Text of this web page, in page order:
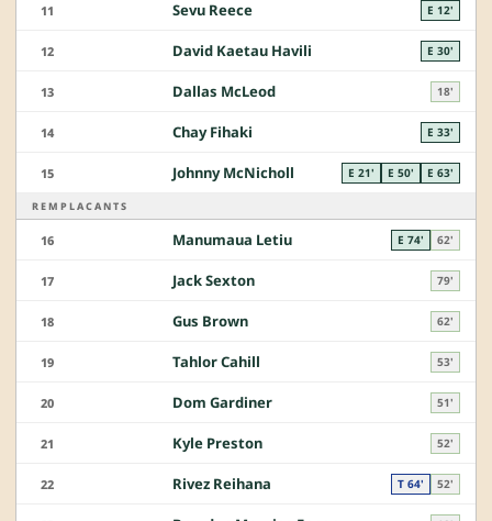
11 Sevu Reece E 12'
12 David Kaetau Havili E 30'
13 Dallas McLeod 18'
14 Chay Fihaki E 33'
15 Johnny McNicholl E 21' E 50' E 63'
REMPLACANTS
16 Manumaua Letiu E 74' 62'
17 Jack Sexton 79'
18 Gus Brown 62'
19 Tahlor Cahill 53'
20 Dom Gardiner 51'
21 Kyle Preston 52'
22 Rivez Reihana T 64' 52'